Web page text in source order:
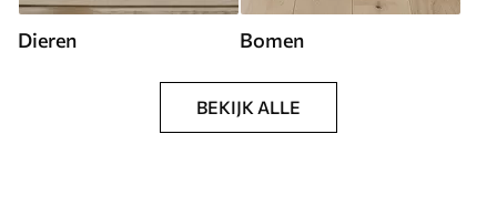
Dieren Bomen
BEKIJK ALLE